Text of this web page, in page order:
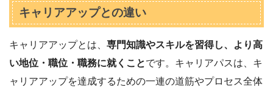
キャリアアップとの違い
キャリアアップとは、 専門知識やスキルを習得し、より高
い地位・職位・職務に就くことです。キャリアパスは、キ
ャリアアップを達成するための一連の道筋やプロセス全体